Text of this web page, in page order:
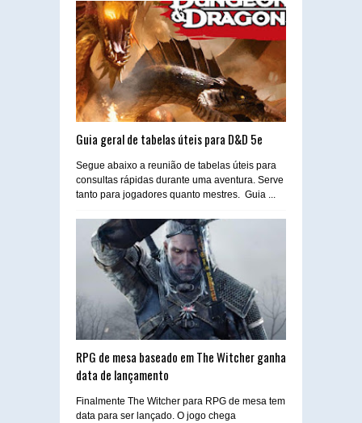
Guia geral de tabelas úteis para D&D 5e
Segue abaixo a reunião de tabelas úteis para
consultas rápidas durante uma aventura. Serve
tanto para jogadores quanto mestres. Guia ...
RPG de mesa baseado em The Witcher ganha
data de lançamento
Finalmente The Witcher para RPG de mesa tem
data para ser lançado. O jogo chega